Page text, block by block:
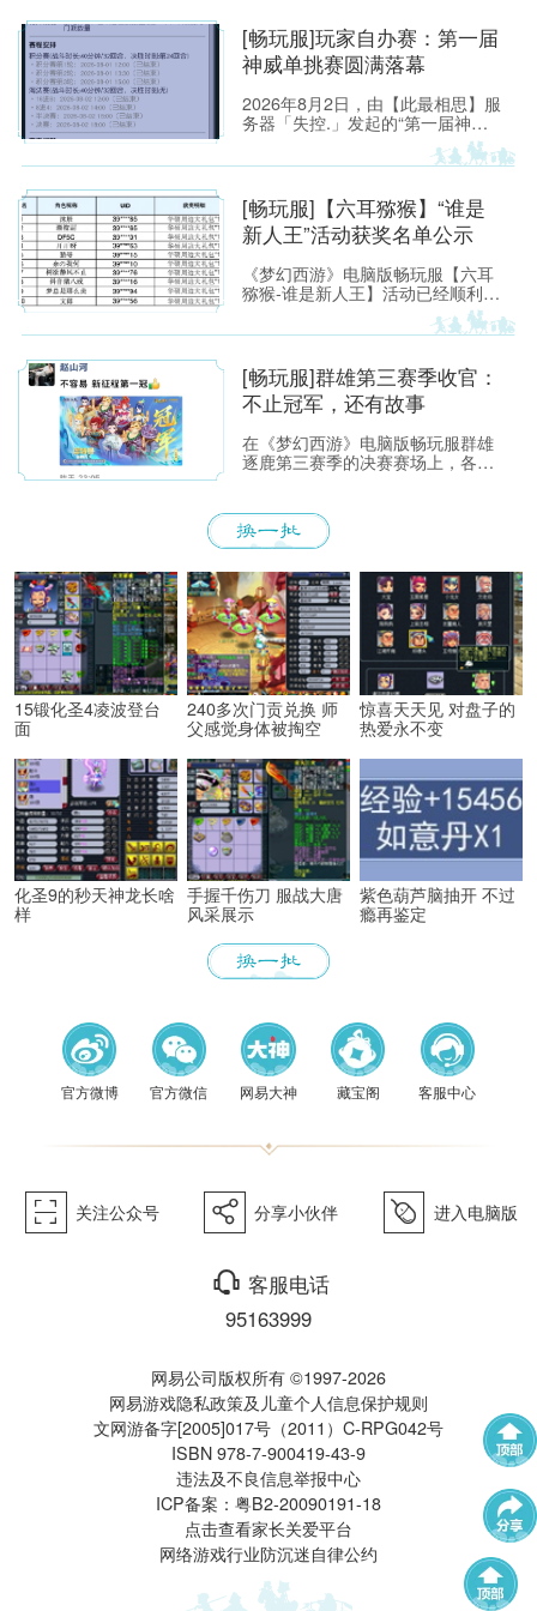
[畅玩服]玩家自办赛：第一届
神威单挑赛圆满落幕
2026年8月2日，由【此最相思】服
务器「失控.」发起的“第一届神威
[畅玩服]【六耳猕猴】“谁是
新人王”活动获奖名单公示
《梦幻西游》电脑版畅玩服【六耳
猕猴-谁是新人王】活动已经顺利落
下帷幕，恭喜以下玩家获得[ROG
玩家国度]周边奖励！ （活动详情
[畅玩服]群雄第三赛季收官：
不止冠军，还有故事
在《梦幻西游》电脑版畅玩服群雄
逐鹿第三赛季的决赛赛场上，各位
面，就带各位少侠了解一下吧！
15锻化圣4凌波登台
面
240多次门贡兑换 师
父感觉身体被掏空
惊喜天天见 对盘子的
热爱永不变
化圣9的秒天神龙长啥
样
手握千伤刀 服战大唐
风采展示
紫色葫芦脑抽开 不过
瘾再鉴定
《梦幻
西游》
电脑版
武神坛 帮派联赛
官方微博 官方微信 网易大神 藏宝阁 客服中心
򰀁 关注公众号 򰀂 分享小伙伴 򰀄 进入电脑版
򰀃 客服电话
95163999
网易公司版权所有 ©1997-2026
网易游戏隐私政策及儿童个人信息保护规则
文网游备字[2005]017号（2011）C-RPG042号
ISBN 978-7-900419-43-9
违法及不良信息举报中心
ICP备案：粤B2-20090191-18
点击查看家长关爱平台
网络游戏行业防沉迷自律公约